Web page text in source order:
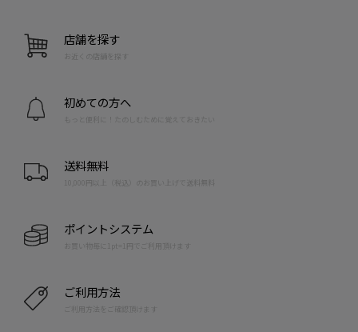
店舗を探す
お近くの店舗を探す
初めての方へ
もっと便利に！たのしむために覚えておきたい
送料無料
10,000円以上（税込）のお買い上げで送料無料
ポイントシステム
お買い物毎に1pt=1円でご利用頂けます
ご利用方法
ご利用方法をご確認頂けます